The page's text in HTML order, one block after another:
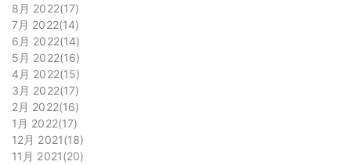
8月 2022 17
7月 2022 14
6月 2022 14
5月 2022 16
4月 2022 15
3月 2022 17
2月 2022 16
1月 2022 17
12月 2021 18
11月 2021 20